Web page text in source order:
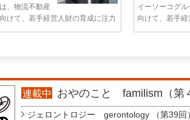
、物流不動産
けて、若手経営人財の育成に注力
イーソーコグ
向けて、若手
連載中 おやのこと familism（第
ジェロントロジー gerontology （第39回